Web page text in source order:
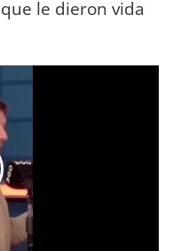
le dieron vida